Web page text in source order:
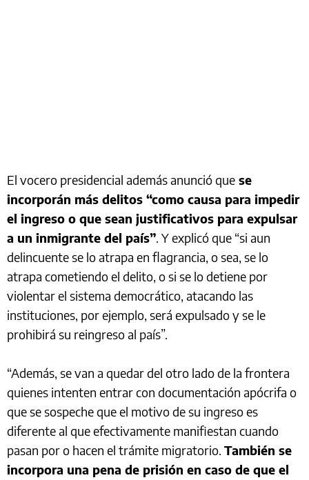
El vocero presidencial además anunció que se
incorporán más delitos “como causa para impedir
el ingreso o que sean justificativos para expulsar
a un inmigrante del país”. Y explicó que “si aun
delincuente se lo atrapa en flagrancia, o sea, se lo
atrapa cometiendo el delito, o si se lo detiene por
violentar el sistema democrático, atacando las
instituciones, por ejemplo, será expulsado y se le
prohibirá su reingreso al país”.
“Además, se van a quedar del otro lado de la frontera
quienes intenten entrar con documentación apócrifa o
que se sospeche que el motivo de su ingreso es
diferente al que efectivamente manifiestan cuando
pasan por o hacen el trámite migratorio. También se
incorpora una pena de prisión en caso de que el